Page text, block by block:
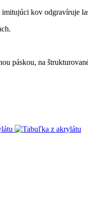
kov odgravíruje
páskou, na